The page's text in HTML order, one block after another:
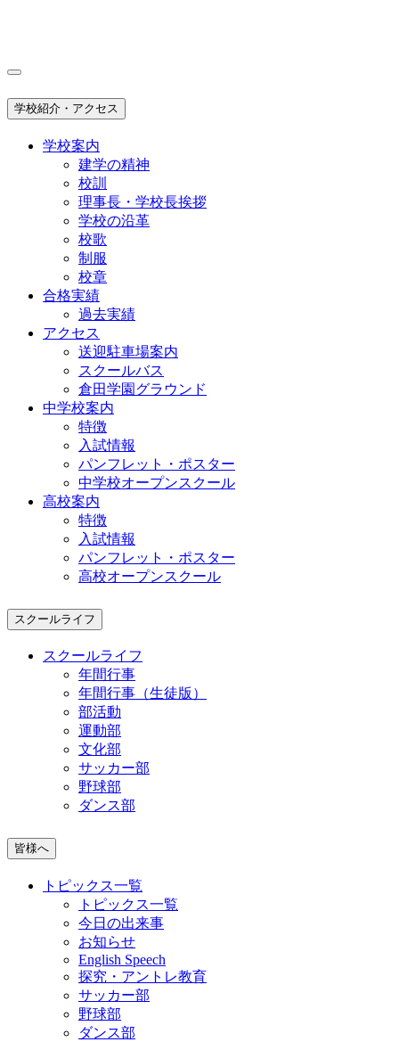
学校紹介・アクセス
学校案内
建学の精神
校訓
理事長・学校長挨拶
学校の沿革
校歌
制服
校章
合格実績
過去実績
アクセス
送迎駐車場案内
スクールバス
倉田学園グラウンド
中学校案内
特徴
入試情報
パンフレット・ポスター
中学校オープンスクール
高校案内
特徴
入試情報
パンフレット・ポスター
高校オープンスクール
スクールライフ
スクールライフ
年間行事
年間行事（生徒版）
部活動
運動部
文化部
サッカー部
野球部
ダンス部
皆様へ
トピックス一覧
トピックス一覧
今日の出来事
お知らせ
English Speech
探究・アントレ教育
サッカー部
野球部
ダンス部